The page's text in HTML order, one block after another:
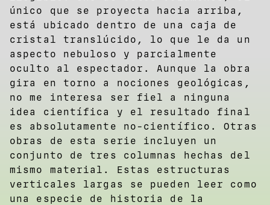
único que se proyecta hacia arriba,
está ubicado dentro de una caja de
cristal translúcido, lo que le da un
aspecto nebuloso y parcialmente
oculto al espectador. Aunque la obra
gira en torno a nociones geológicas,
no me interesa ser fiel a ninguna
idea científica y el resultado final
es absolutamente no-científico. Otras
obras de esta serie incluyen un
conjunto de tres columnas hechas del
mismo material. Estas estructuras
verticales largas se pueden leer como
una especie de historia de la